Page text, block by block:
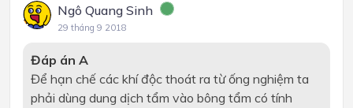
Ngô Quang Sinh
29 tháng 9 2018
Đáp án A
Để hạn chế các khí độc thoát ra từ ống nghiệm ta
phải dùng dung dịch tẩm vào bông tẩm có tính